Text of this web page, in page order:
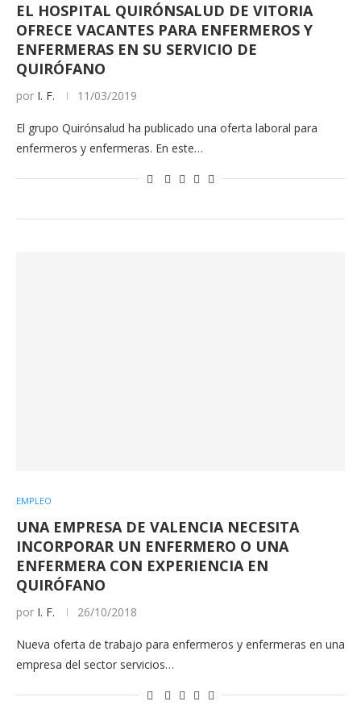
EL HOSPITAL QUIRÓNSALUD DE VITORIA
OFRECE VACANTES PARA ENFERMEROS Y
ENFERMERAS EN SU SERVICIO DE
QUIRÓFANO
por I. F. 11/03/2019
El grupo Quirónsalud ha publicado una oferta laboral para
enfermeros y enfermeras. En este…
EMPLEO
UNA EMPRESA DE VALENCIA NECESITA
INCORPORAR UN ENFERMERO O UNA
ENFERMERA CON EXPERIENCIA EN
QUIRÓFANO
por I. F. 26/10/2018
Nueva oferta de trabajo para enfermeros y enfermeras en una
empresa del sector servicios…